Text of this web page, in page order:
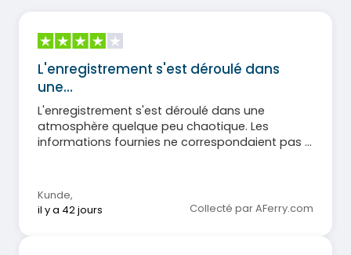
L'enregistrement s'est déroulé dans
une…
L'enregistrement s'est déroulé dans une
atmosphère quelque peu chaotique. Les
informations fournies ne correspondaient pas à
Kunde,
il y a 42 jours
Collecté par AFerry.com